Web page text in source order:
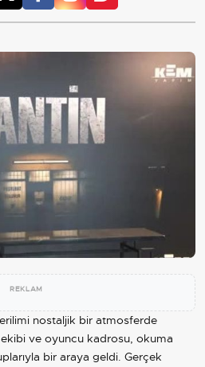
REKLAM
nostaljik bir atmosferde
ve oyuncu kadrosu, okuma
bir araya geldi. Gerçek